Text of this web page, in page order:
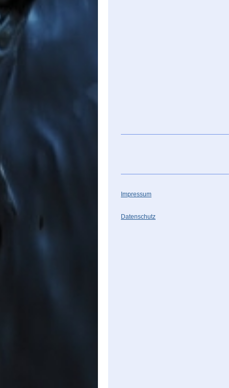
Impressum
Datenschutz